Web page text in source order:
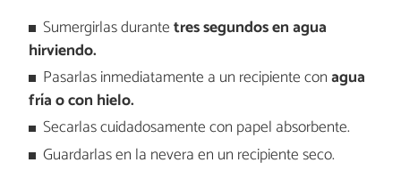
Sumergirlas durantetres segundos en agua
hirviendo.
Pasarlas inmediatamente a un recipiente conagua
fría o con hielo.
Secarlas cuidadosamente con papel absorbente.
Guardarlas en la nevera en un recipiente seco.